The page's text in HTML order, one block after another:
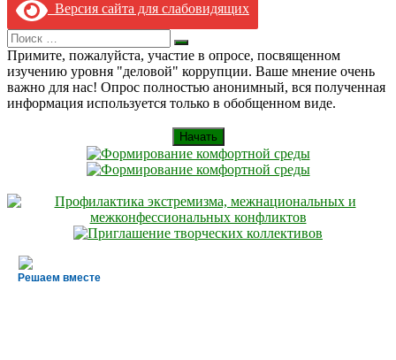
Версия сайта для слабовидящих
Search
for:
Искать
Примите, пожалуйста, участие в опросе, посвященном
изучению уровня "деловой" коррупции. Ваше мнение очень
важно для нас! Опрос полностью анонимный, вся полученная
информация используется только в обобщенном виде.
Начать
Решаем вместе